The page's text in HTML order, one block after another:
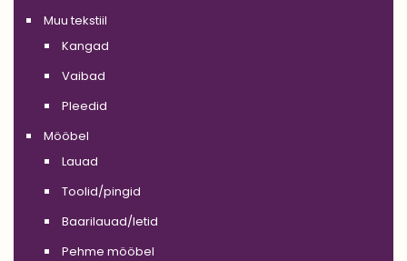
Muu tekstiil
Kangad
Vaibad
Pleedid
Mööbel
Lauad
Toolid/pingid
Baarilauad/letid
Pehme mööbel